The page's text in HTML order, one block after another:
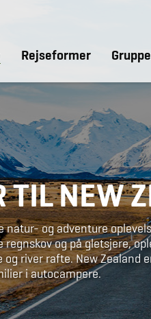
Rejseformer
NEW
og adventure
og på gletsjere,
river rafte. New Zealand
i autocampere.